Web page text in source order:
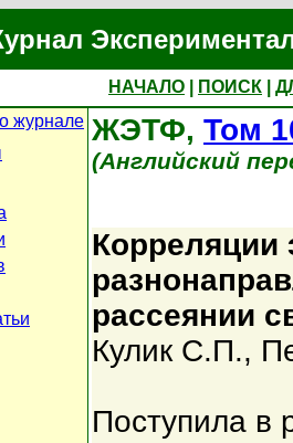
НАЧАЛО ПОИСК
журнале ЖЭТФ, Том
(Английский
Корреляции
рассеянии
Кулик С.П.,
Поступила в